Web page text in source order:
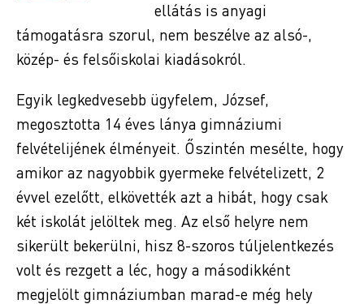
ellátás is anyagi
támogatásra szorul, nem beszélve az alsó-,
közép- és felsőiskolai kiadásokról.
Egyik legkedvesebb ügyfelem, József,
megosztotta 14 éves lánya gimnáziumi
felvételijének élményeit. Őszintén mesélte, hogy
amikor az nagyobbik gyermeke felvételizett, 2
évvel ezelőtt, elkövették azt a hibát, hogy csak
két iskolát jelöltek meg. Az első helyre nem
sikerült bekerülni, hisz 8-szoros túljelentkezés
volt és rezgett a léc, hogy a másodikként
megjelölt gimnáziumban marad-e még hely